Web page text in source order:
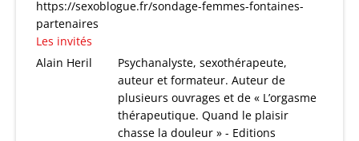
https://sexoblogue.fr/sondage-femmes-fontaines-
partenaires
Les invités
Alain Heril
Psychanalyste, sexothérapeute,
auteur et formateur. Auteur de
plusieurs ouvrages et de « L’orgasme
thérapeutique. Quand le plaisir
chasse la douleur » - Editions